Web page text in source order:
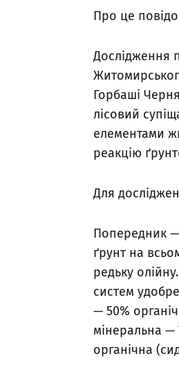
Про це
Дослідження
Горбаші
лісовий
елементами
реакцію
Для
Попередник
ґрунт на
редьку
систем
— 50%
мінеральна —
органічна